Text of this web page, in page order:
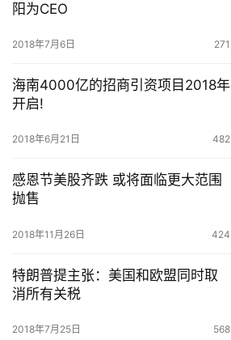
阳为CEO
2018年7月6日 271
海南4000亿的招商引资项目2018年
开启!
2018年6月21日 482
感恩节美股齐跌 或将面临更大范围
抛售
2018年11月26日 424
特朗普提主张：美国和欧盟同时取
消所有关税
2018年7月25日 568